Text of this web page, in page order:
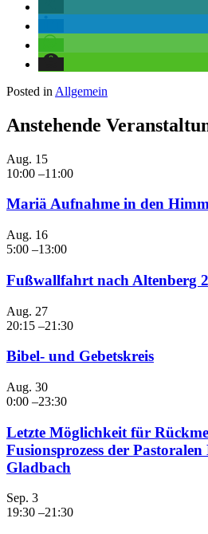
Posted in Allgemein
Anstehende
Aug. 15
10:00 –11:00
Mariä Aufnahme in den
Aug. 16
5:00 –13:00
Fußwallfahrt nach Altenberg
Aug. 27
20:15 –21:30
Bibel- und Gebetskreis
Aug. 30
0:00 –23:30
Letzte Möglichkeit für
Fusionsprozess der
Gladbach
Sep. 3
19:30 –21:30